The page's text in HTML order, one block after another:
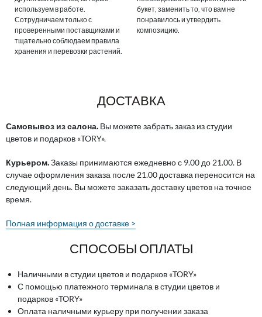
используем в работе.
Сотрудничаем только с
проверенными поставщиками и
тщательно соблюдаем правила
хранения и перевозки растений.
букет, заменить то, что вам не
понравилось и утвердить
композицию.
ДОСТАВКА
Самовывоз из салона. Вы можете забрать заказ из студии
цветов и подарков «TORY».
Курьером.Заказы принимаются ежедневно с 9.00 до 21.00. В
случае оформления заказа после 21.00 доставка переносится на
следующий день. Вы можете заказать доставку цветов на точное
время.
Полная информация о доставке >
СПОСОБЫ ОПЛАТЫ
Наличными в студии цветов и подарков «TORY»
С помощью платежного терминала в студии цветов и
подарков «TORY»
Оплата наличными курьеру при получении заказа